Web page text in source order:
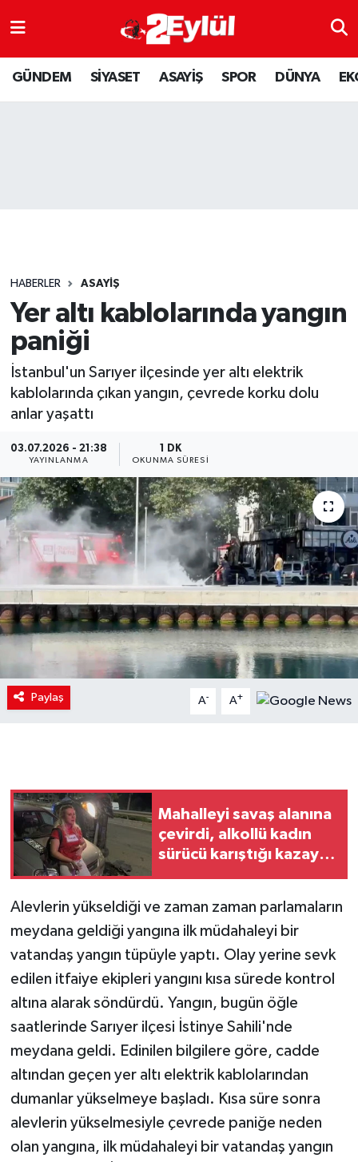
GÜNDEM SİYASET ASAYİŞ SPOR DÜNYA
HABERLER ASAYİŞ
Yer altı kablolarında yangın
paniği
İstanbul'un Sarıyer ilçesinde yer altı elektrik
kablolarında çıkan yangın, çevrede korku dolu
anlar yaşattı
03.07.2026 - 21:38
YAYINLANMA
1 DK
OKUNMA SÜRESI
Paylaş A- A+
Mahalleyi savaş alanına
çevirdi, alkollü kadın
sürücü karıştığı kazayı
Alevlerin yükseldiği ve zaman zaman parlamaların
meydana geldiği yangına ilk müdahaleyi bir
vatandaş yangın tüpüyle yaptı. Olay yerine sevk
edilen itfaiye ekipleri yangını kısa sürede kontrol
altına alarak söndürdü. Yangın, bugün öğle
saatlerinde Sarıyer ilçesi İstinye Sahili'nde
meydana geldi. Edinilen bilgilere göre, cadde
altından geçen yer altı elektrik kablolarından
dumanlar yükselmeye başladı. Kısa süre sonra
alevlerin yükselmesiyle çevrede paniğe neden
olan yangına, ilk müdahaleyi bir vatandaş yangın
ASAYİŞ
DÜNYA
SPOR
YAŞAM
Nöbetçi Eczaneler
Hava Durumu
Son Dakika Haberleri
Haber Arşivi